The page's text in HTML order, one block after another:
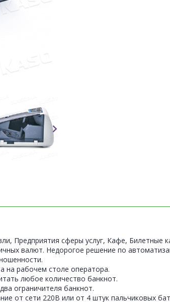
Предприятия сферы услуг, Кафе, Билетные
валют. Недорогое решение по
на рабочем столе оператора.
любое количество банкнот.
ограничителя банкнот.
от сети 220В или от 4 штук пальчиковых